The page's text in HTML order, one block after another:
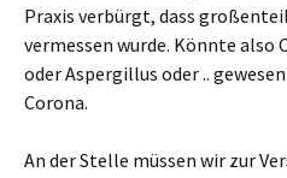
Praxis verbürgt, dass
vermessen wurde. Könnte also
oder Aspergillus oder ..
Corona.
An der Stelle müssen wir zur